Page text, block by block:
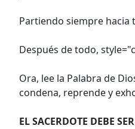
Partiendo siempre hacia
Después de todo,
Ora, lee la Palabra de
condena, reprende y
EL SACERDOTE DEBE